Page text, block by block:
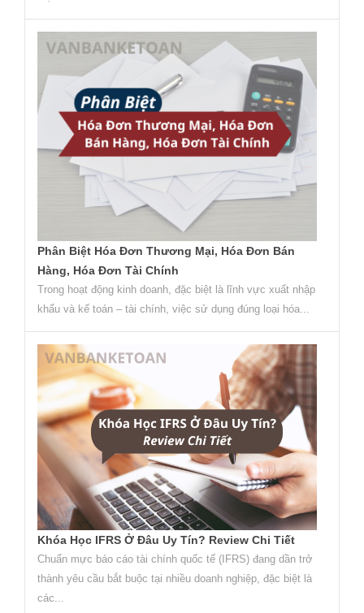
Phân Biệt Hóa Đơn Thương Mại, Hóa Đơn Bán
Hàng, Hóa Đơn Tài Chính
Trong hoạt động kinh doanh, đặc biệt là lĩnh vực xuất nhập
khẩu và kế toán – tài chính, việc sử dụng đúng loại hóa...
Khóa Học IFRS Ở Đâu Uy Tín? Review Chi Tiết
Chuẩn mực báo cáo tài chính quốc tế (IFRS) đang dần trở
thành yêu cầu bắt buộc tại nhiều doanh nghiệp, đặc biệt là
các...